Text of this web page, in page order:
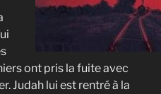
ont pris la fuite avec
Judah lui est rentré à la